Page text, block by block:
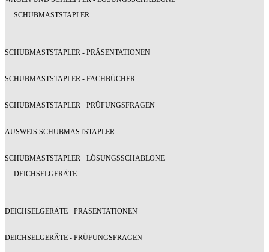
SCHUBMASTSTAPLER
SCHUBMASTSTAPLER - PRÄSENTATIONEN
SCHUBMASTSTAPLER - FACHBÜCHER
SCHUBMASTSTAPLER - PRÜFUNGSFRAGEN
AUSWEIS SCHUBMASTSTAPLER
SCHUBMASTSTAPLER - LÖSUNGSSCHABLONE
DEICHSELGERÄTE
DEICHSELGERÄTE - PRÄSENTATIONEN
DEICHSELGERÄTE - PRÜFUNGSFRAGEN